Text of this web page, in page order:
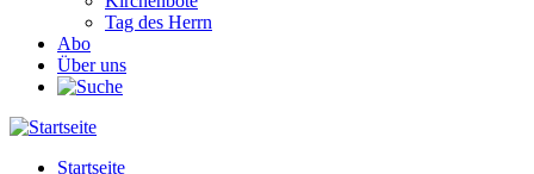
Tag des Herrn
Abo
Über uns
Startseite